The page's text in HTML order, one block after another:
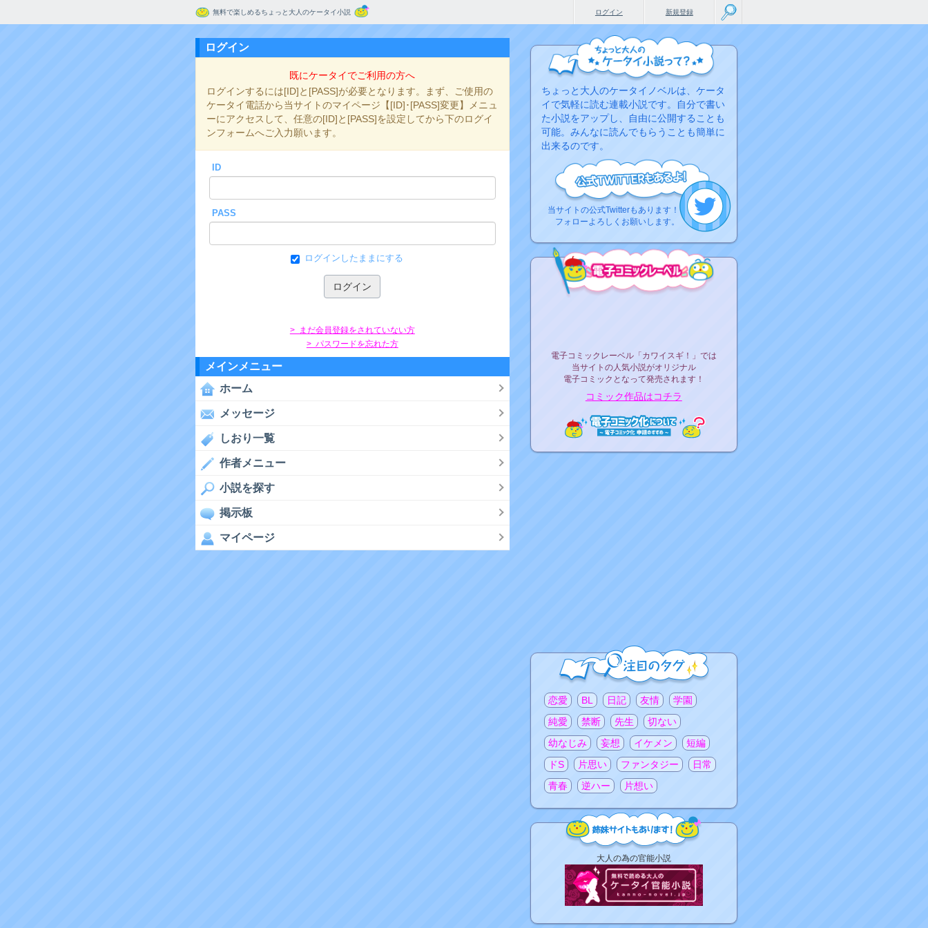
無料で楽しめるちょっと大人のケータイ小説 新規登録
ログイン
ログイン
既にケータイでご利用の方へ
ログインするには[ID]と[PASS]が必要となります。まず、ご使用の
ケータイ電話から当サイトのマイページ【[ID]･[PASS]変更】メニュ
ーにアクセスして、任意の[ID]と[PASS]を設定してから下のログイ
ンフォームへご入力願います。
ID
PASS
ログインしたままにする
> まだ会員登録をされていない方
> パスワードを忘れた方
メインメニュー
ホーム
メッセージ
しおり一覧
作者メニュー
小説を探す
掲示板
マイページ
ちょっと大人のケータイノベルは、ケータ
イで気軽に読む連載小説です。自分で書い
た小説をアップし、自由に公開することも
可能。みんなに読んでもらうことも簡単に
出来るのです。
当サイトの公式Twitterもあります！
フォローよろしくお願いします。
電子コミックレーベル「カワイスギ！」では
当サイトの人気小説がオリジナル
電子コミックとなって発売されます！
コミック作品はコチラ
注目のタグ
恋愛 BL 日記 友情
学園
純愛
禁断 先生
切ない
幼なじみ
妄想 イケメン
短編
ドS
片思い ファンタジー
日常
青春
逆ハー 片想い
大人の為の官能小説